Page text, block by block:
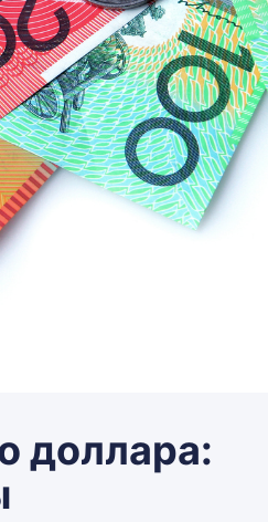
доллара: